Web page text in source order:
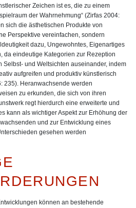
Zeichen ist es, die zu einem
der Wahrnehmung“ (Zirfas 2004:
sich die ästhetischen Produkte von
Perspektive vereinfachen, sondern
dazu, Ungewohntes, Eigenartiges
da eindeutige Kategorien zur Rezeption
Selbst- und Weltsichten auseinander, indem
aufgreifen und produktiv künstlerisch
235). Heranwachsende werden
zu erkunden, die sich von ihren
regt hierdurch eine erweiterte und
kann als wichtiger Aspekt zur Erhöhung der
und zur Entwicklung eines
gesehen werden
können an bestehende